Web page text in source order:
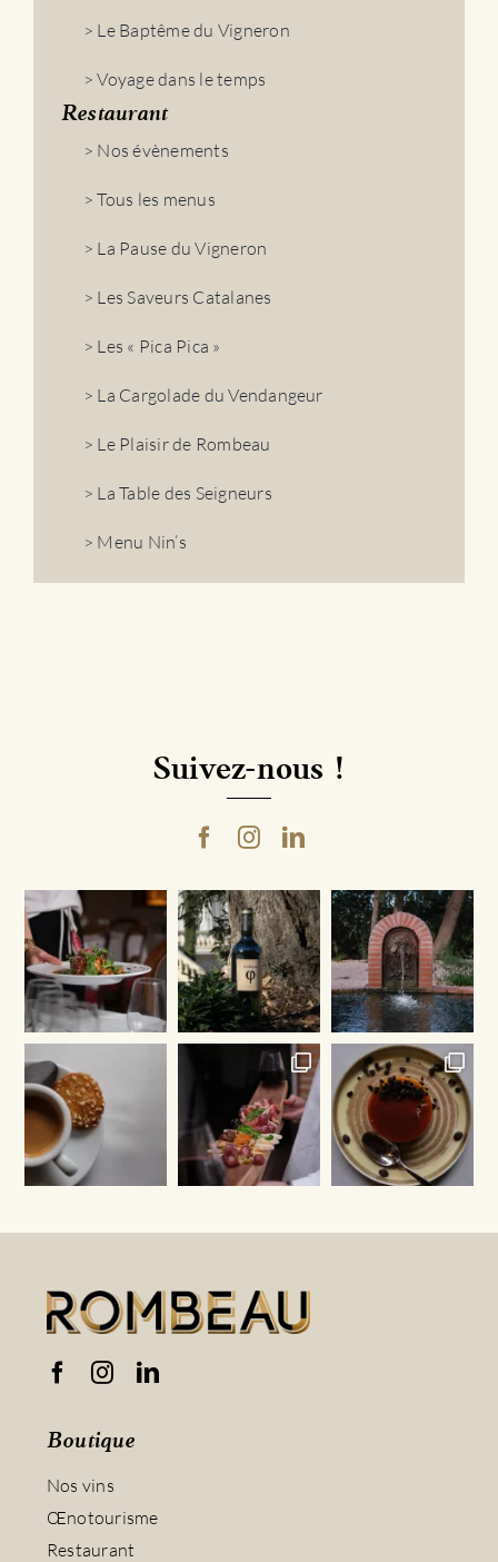
> Le Baptême du Vigneron
> Voyage dans le temps
Restaurant
> Nos évènements
> Tous les menus
> La Pause du Vigneron
> Les Saveurs Catalanes
> Les « Pica Pica »
> La Cargolade du Vendangeur
> Le Plaisir de Rombeau
> La Table des Seigneurs
> Menu Nin’s
Suivez-nous !
Boutique
Nos vins
Œnotourisme
Restaurant